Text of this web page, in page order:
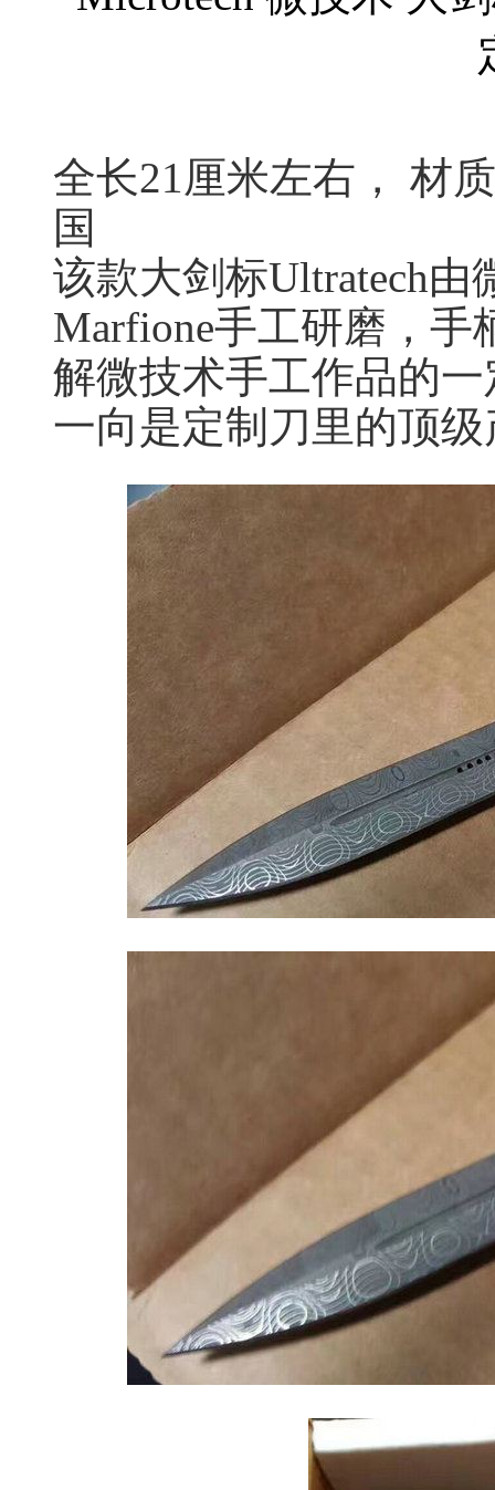
全长21厘米左右， 材
国
该款大剑标Ultratech
Marfione手工研磨，
解微技术手工作品的
一向是定制刀里的顶